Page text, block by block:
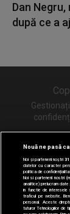
Dan
după ce a
Nouă ne pasă
Noi și partenerii noștri31
datelor cu caracter
politica de
Noi si partenerii nostri
analitice) prelucram
in functie de interesele
traficul pe website.
personal. Aceste
tuturor Tehnologiilor de